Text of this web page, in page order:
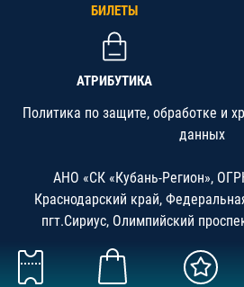
БИЛЕТЫ
АТРИБУТИКА
Политика по защите, обработке и
данных
АНО «СК «Кубань-Регион»,
Краснодарский край,
пгт.Сириус, Олимпийский